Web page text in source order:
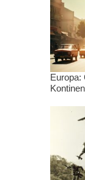
Europa: